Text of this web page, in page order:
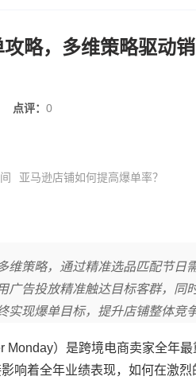
略，多维策略驱动
点评： 0
亚马逊店铺如何提高爆单率？
维策略，通过精准选品匹配节日
广告投放精准触达目标客群，同
现爆单目标，提升店铺整体竞争
）是跨境电商卖家全年
响着全年业绩表现，如何在激